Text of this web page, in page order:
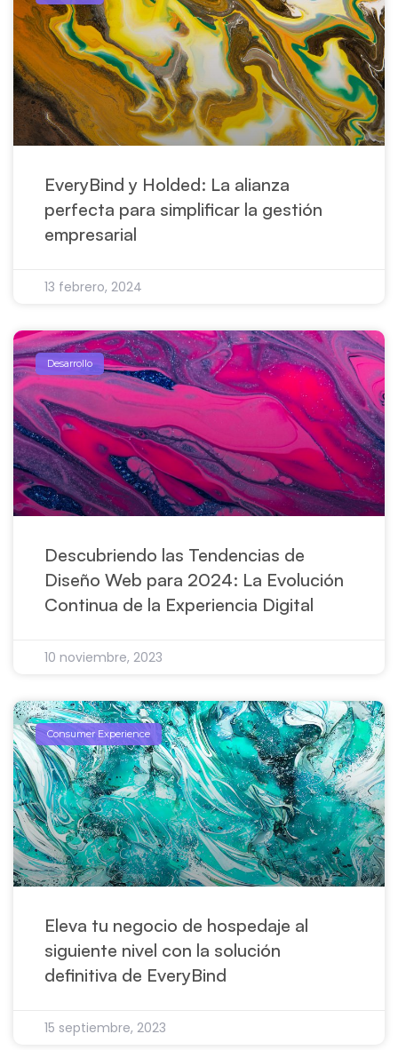
EveryBind y Holded: La alianza
perfecta para simplificar la gestión
empresarial
13 febrero, 2024
Desarrollo
Descubriendo las Tendencias de
Diseño Web para 2024: La Evolución
Continua de la Experiencia Digital
10 noviembre, 2023
Consumer Experience
Eleva tu negocio de hospedaje al
siguiente nivel con la solución
definitiva de EveryBind
15 septiembre, 2023